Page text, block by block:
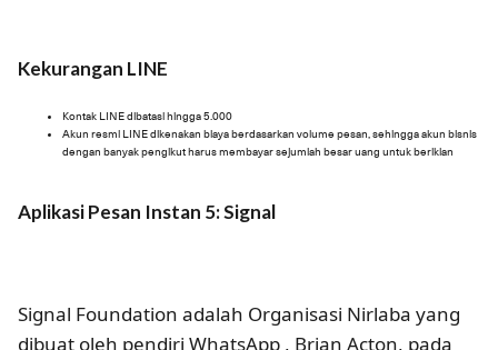
Kekurangan LINE
Kontak LINE dibatasi hingga 5.000
Akun resmi LINE dikenakan biaya berdasarkan volume pesan, sehingga akun bisnis
dengan banyak pengikut harus membayar sejumlah besar uang untuk beriklan
Aplikasi Pesan Instan 5: Signal
Signal Foundation adalah Organisasi Nirlaba yang
dibuat oleh pendiri WhatsApp , Brian Acton, pada